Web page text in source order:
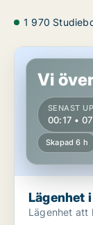
1 970
Lägenhet i
Vi
SENAST
00:17 •
Skapad 6 h
Lägenhet